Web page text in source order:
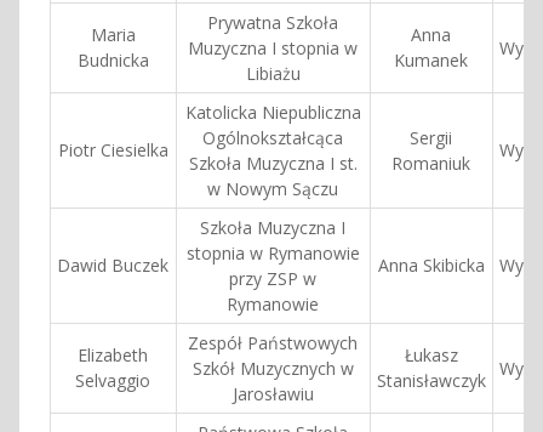
Maria
Budnicka
Prywatna Szkoła
Muzyczna I stopnia w
Libiażu
Anna
Kumanek
Piotr Ciesielka
Katolicka Niepubliczna
Ogólnokształcąca
Szkoła Muzyczna I st.
w Nowym Sączu
Sergii
Romaniuk
Dawid Buczek
Szkoła Muzyczna I
stopnia w Rymanowie
przy ZSP w
Rymanowie
Anna Skibicka
Elizabeth
Selvaggio
Zespół Państwowych
Szkół Muzycznych w
Jarosławiu
Łukasz
Stanisławczyk